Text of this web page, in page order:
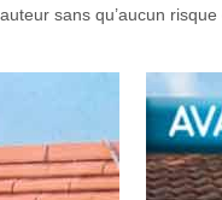
sans qu’aucun